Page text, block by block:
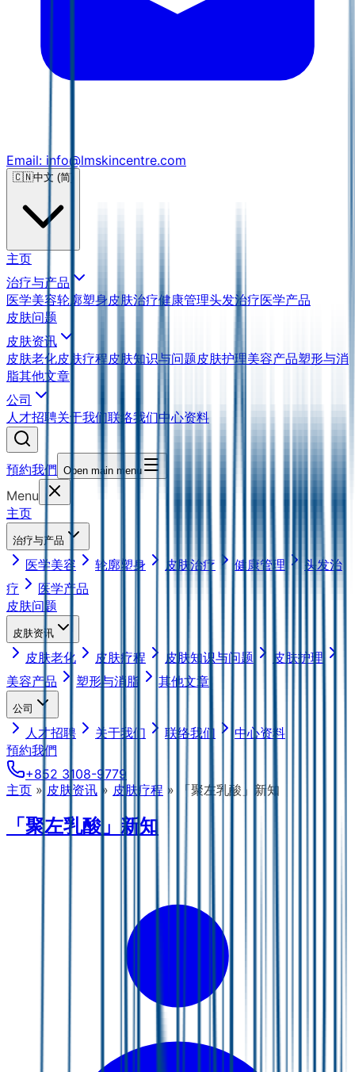
Email: info@lmskincentre.com
🇨🇳中文 (简)
主页
治疗与产品
医学美容轮廓塑身皮肤治疗健康管理头发治疗医学产品
皮肤问题
皮肤资讯
皮肤老化皮肤疗程皮肤知识与问题皮肤护理美容产品塑形与消
脂其他文章
公司
人才招聘关于我们联络我们中心资料
預約我們 Open main menu
Menu
主页
治疗与产品
医学美容 轮廓塑身 皮肤治疗 健康管理
头发治
疗
医学产品
皮肤问题
皮肤资讯
皮肤老化 皮肤疗程 皮肤知识与问题
皮肤护理
美容产品
塑形与消脂 其他文章
公司
人才招聘 关于我们 联络我们
中心资料
預約我們
+852 3108-9779
主页 » 皮肤资讯 » 皮肤疗程 » 「聚左乳酸」新知
「聚左乳酸」新知